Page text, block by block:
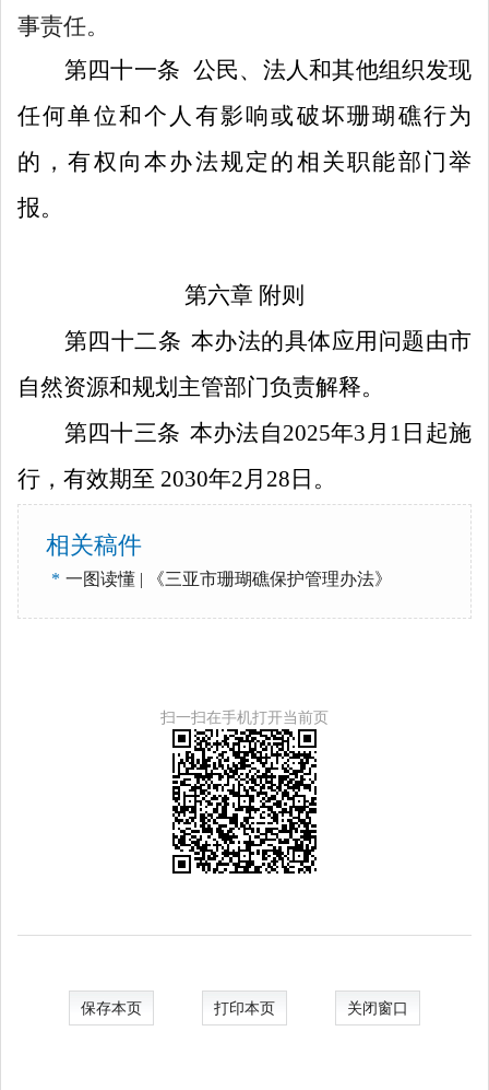
事责任。
第四十一条 公民、法人和其他组织发现
任何单位和个人有影响或破坏珊瑚礁行为
的，有权向本办法规定的相关职能部门举
报。
第六章 附则
第四十二条 本办法的具体应用问题由市
自然资源和规划主管部门负责解释。
第四十三条 本办法自2025年3 月 1 日起施
行，有效期至 2030年2 月 28 日 。
相关稿件
* 一图读懂 | 《三亚市珊瑚礁保护管理办法》
扫一扫在手机打开当前页
保存本页 打印本页 关闭窗口